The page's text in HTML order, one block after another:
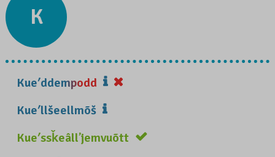
K
Kueʹddempodd
Kueʹllšeellmõš
Kueʹssǩeâllʼjemvuõtt